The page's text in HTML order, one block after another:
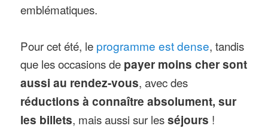
emblématiques.
Pour cet été, le programme est dense, tandis
que les occasions de payer moins cher sont
aussi au rendez-vous, avec des
réductions à connaître absolument, sur
les billets, mais aussi sur lesséjours !